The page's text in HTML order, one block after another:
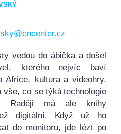
vedou do ábíčka a došel
kterého nejvíc baví
Africe, kultura a videohry.
vše, co se týká technologie
Raději má ale knihy
digitální. Když už ho
do monitoru, jde lézt po